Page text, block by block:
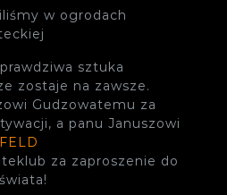
w ogrodach
sztuka
zostaje na zawsze.
Gudzowatemu za
a panu Januszowi
za zaproszenie do